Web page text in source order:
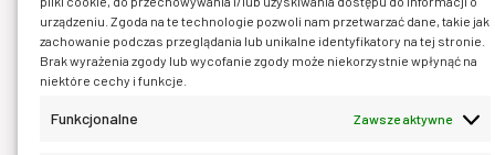
urządzeniu. Zgoda na te technologie pozwoli nam przetwarzać dane, takie jak
zachowanie podczas przeglądania lub unikalne identyfikatory na tej stronie.
Brak wyrażenia zgody lub wycofanie zgody może niekorzystnie wpłynąć na
niektóre cechy i funkcje.
Funkcjonalne Zawsze aktywne
odpowiedzieć na Twoje pytania.